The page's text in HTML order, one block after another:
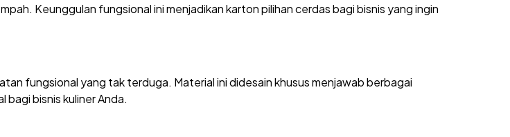
Keunggulan fungsional ini menjadikan karton pilihan cerdas bagi bisnis yang ingin
fungsional yang tak terduga. Material ini didesain khusus menjawab berbagai
bisnis kuliner Anda.